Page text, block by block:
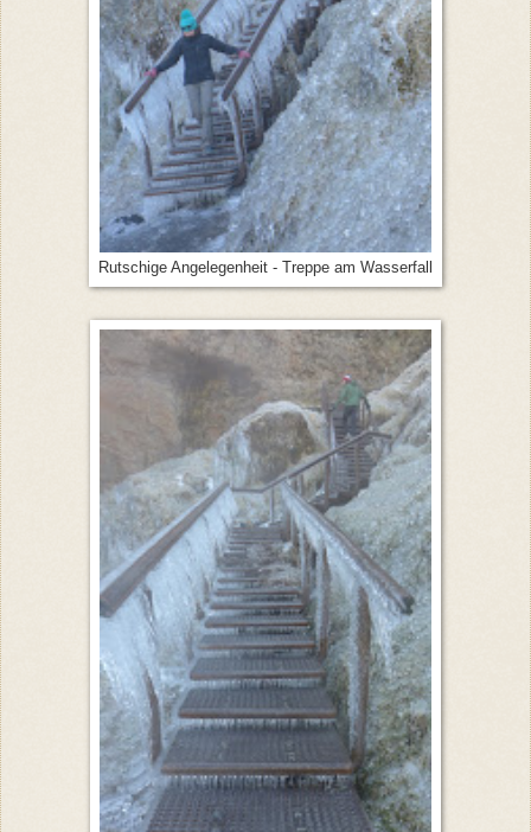
Rutschige Angelegenheit - Treppe am Wasserfall